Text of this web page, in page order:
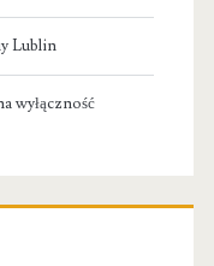
Lublin
wyłączność